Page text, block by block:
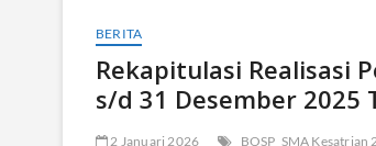
BERITA
Rekapitulasi Realisasi
s/d 31 Desember 2025
2 Januari 2026 BOSP SMA Kesatrian 2